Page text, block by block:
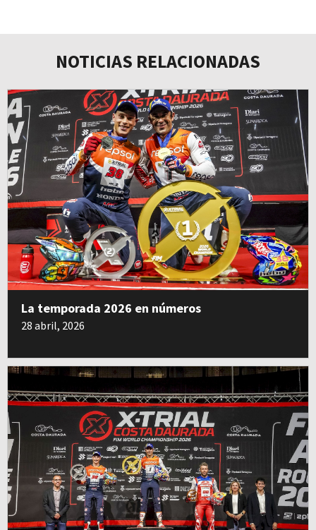
NOTICIAS RELACIONADAS
La temporada 2026 en números
28 abril, 2026